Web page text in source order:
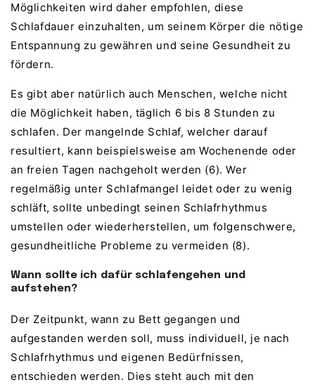
Möglichkeiten wird daher empfohlen, diese
Schlafdauer einzuhalten, um seinem Körper die nötige
Entspannung zu gewähren und seine Gesundheit zu
fördern.
Es gibt aber natürlich auch Menschen, welche nicht
die Möglichkeit haben, täglich 6 bis 8 Stunden zu
schlafen. Der mangelnde Schlaf, welcher darauf
resultiert, kann beispielsweise am Wochenende oder
an freien Tagen nachgeholt werden (6). Wer
regelmäßig unter Schlafmangel leidet oder zu wenig
schläft, sollte unbedingt seinen Schlafrhythmus
umstellen oder wiederherstellen, um folgenschwere,
gesundheitliche Probleme zu vermeiden (8).
Wann sollte ich dafür schlafengehen und
aufstehen?
Der Zeitpunkt, wann zu Bett gegangen und
aufgestanden werden soll, muss individuell, je nach
Schlafrhythmus und eigenen Bedürfnissen,
entschieden werden. Dies steht auch mit den